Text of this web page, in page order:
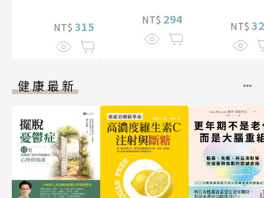
NT$ 315 NT$ 294 NT$
健康最新